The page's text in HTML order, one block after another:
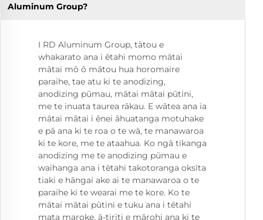
Aluminum Group?
I RD Aluminum Group, tātou e
whakarato ana i ētahi momo mātai
mātai mō ō mātou hua horomaire
paraihe, tae atu ki te anodizing,
anodizing pūmau, mātai mātai pūtini,
me te inuata taurea rākau. E wātea ana ia
mātai mātai i ēnei āhuatanga motuhake
e pā ana ki te roa o te wā, te manawaroa
ki te kore, me te ataahua. Ko ngā tikanga
anodizing me te anodizing pūmau e
waihanga ana i tētahi takotoranga oksīta
tiaki e hāngai ake ai te manawaroa o te
paraihe ki te wearai me te kore. Ko te
mātai mātai pūtini e tuku ana i tētahi
mata maroke, ā-tiriti e mārohi ana ki te